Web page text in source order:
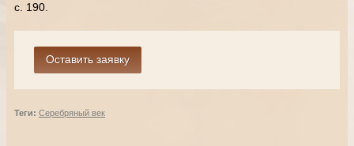
с. 190.
Теги: Серебряный век